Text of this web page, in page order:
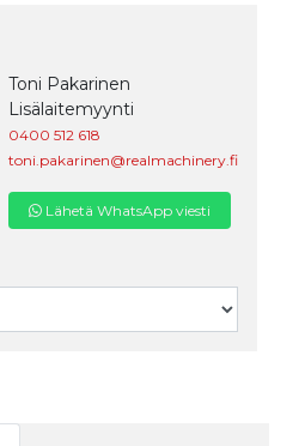
Toni Pakarinen
Lisälaitemyynti
0400 512 618
toni.pakarinen@realmachinery.fi
Lähetä WhatsApp viesti